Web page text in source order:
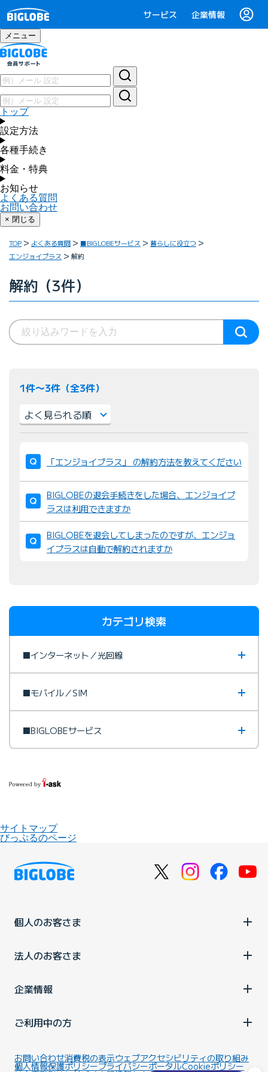
サービス 企業情報
メニュー
トップ
設定方法
各種手続き
料金・特典
お知らせ
よくある質問
お問い合わせ
× 閉じる
TOP よくある質問 ■BIGLOBEサービス
暮らしに役立つ
エンジョイプラス
解約
解約（3件）
1件〜3件（全3件）
び
替
え
：
「エンジョイプラス」 の解約方法を教えてください
BIGLOBEの退会手続きをした場合、エンジョイプ
ラスは利用できますか
BIGLOBEを退会してしまったのですが、エンジョ
イプラスは自動で解約されますか
カテゴリ検索
■インターネット／光回線
■モバイル／SIM
■BIGLOBEサービス
サイトマップ
びっぷるのページ
個人のお客さま
法人のお客さま
企業情報
ご利用中の方
お問い合わせ消費税の表示ウェブアクセシビリティの取り組み
個人情報保護ポリシープライバシーポータルCookieポリシー